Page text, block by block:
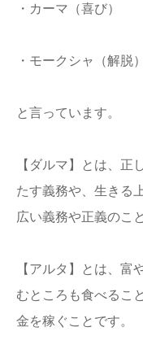
・カーマ（喜び）
・モークシャ（解脱）
と言っています。
【ダルマ】とは、正
たす義務や、生きる
広い義務や正義のこ
【アルタ】とは、富
むところも食べるこ
金を稼ぐことです。